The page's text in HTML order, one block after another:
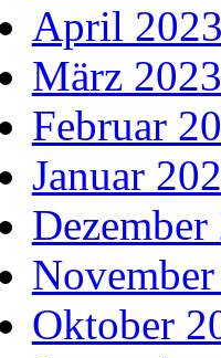
April 2023
März 2023
Februar
Januar
Dezember
Oktober